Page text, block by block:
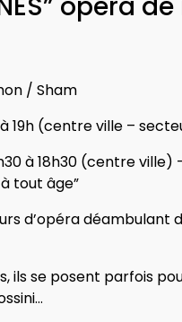
/ Sham
19h (centre ville –
à 18h30 (centre ville)
tout âge”
d’opéra déambulant
ils se posent parfois